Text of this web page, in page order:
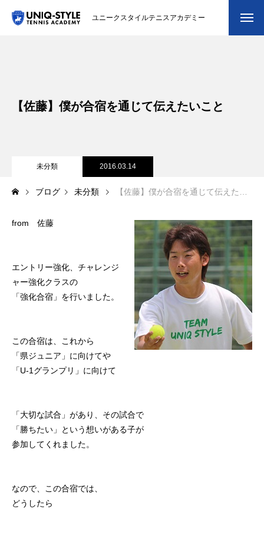
ユニークスタイルテニスアカデミー
スクール紹介・コーチ紹介
ブログ
アクセス
お問い合わせ
初めての方 システム・クラス・料金 ブログ アクセス お知ら
【佐藤】僕が合宿を通じて伝えたいこと
未分類 2016.03.14
ブログ 未分類 【佐藤】僕が合宿を通じて伝えたいこと
from 佐藤
エントリー強化、チャレンジ
ャー強化クラスの
「強化合宿」を行いました。
この合宿は、これから
「県ジュニア」に向けてや
「U-1グランプリ」に向けて
「大切な試合」があり、その試合で
「勝ちたい」という想いがある子が
参加してくれました。
なので、この合宿では、
どうしたら